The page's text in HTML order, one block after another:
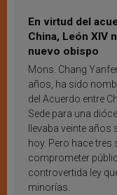
En virtud del
China, León XIV
nuevo obispo
Mons. Chang
años, ha sido
del Acuerdo entre
Sede para una
llevaba veinte
hoy. Pero hace
comprometer
controvertida ley
minorías.